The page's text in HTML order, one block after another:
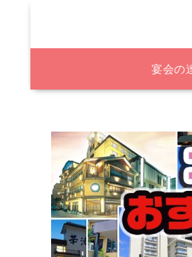
宴会の